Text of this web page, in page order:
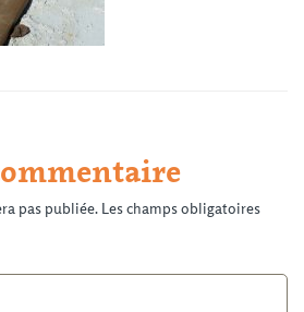
pas publiée. Les champs obligatoires